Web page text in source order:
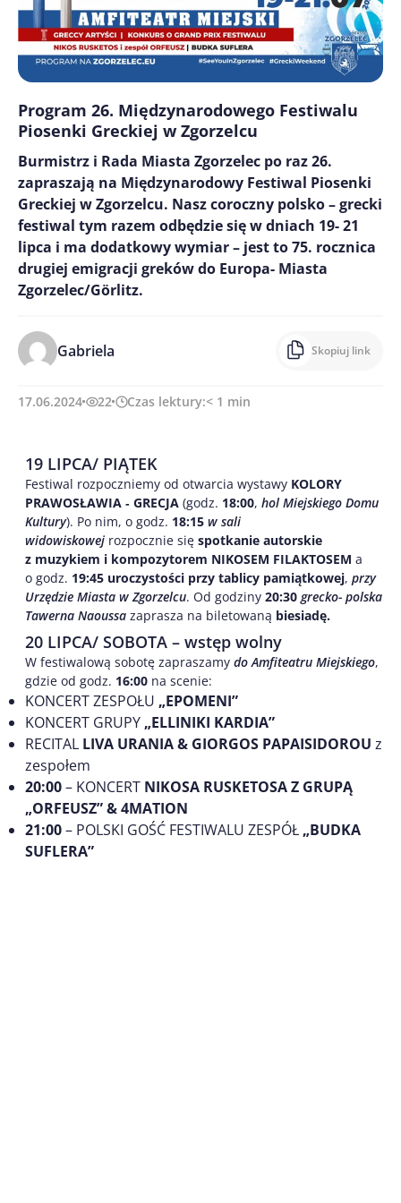
Program 26. Międzynarodowego Festiwalu
Piosenki Greckiej w Zgorzelcu
Burmistrz i Rada Miasta Zgorzelec po raz 26.
zapraszają na Międzynarodowy Festiwal Piosenki
Greckiej w Zgorzelcu. Nasz coroczny polsko – grecki
festiwal tym razem odbędzie się w dniach 19- 21
lipca i ma dodatkowy wymiar – jest to 75. rocznica
drugiej emigracji greków do Europa- Miasta
Zgorzelec/Görlitz.
Gabriela Skopiuj link
17.06.2024 22 Czas lektury:< 1 min
19 LIPCA/ PIĄTEK
Festiwal rozpoczniemy od otwarcia wystawy KOLORY
PRAWOSŁAWIA ‐ GRECJA (godz. 18:00, hol Miejskiego Domu
Kultury). Po nim, o godz. 18:15 w sali
widowiskowej rozpocznie się spotkanie autorskie
z muzykiem i kompozytorem NIKOSEM FILAKTOSEM a
o godz. 19:45 uroczystości przy tablicy pamiątkowej, przy
Urzędzie Miasta w Zgorzelcu. Od godziny 20:30 grecko- polska
Tawerna Naoussa zaprasza na biletowaną biesiadę.
20 LIPCA/ SOBOTA – wstęp wolny
W festiwalową sobotę zapraszamy do Amfiteatru Miejskiego,
gdzie od godz. 16:00 na scenie:
KONCERT ZESPOŁU „EPOMENI”
KONCERT GRUPY„ELLINIKI KARDIA”
RECITAL LIVA URANIA & GIORGOS PAPAISIDOROU z
zespołem
20:00– KONCERT NIKOSA RUSKETOSA Z GRUPĄ
„ORFEUSZ” & 4MATION
21:00– POLSKI GOŚĆ FESTIWALU ZESPÓŁ„BUDKA
SUFLERA”